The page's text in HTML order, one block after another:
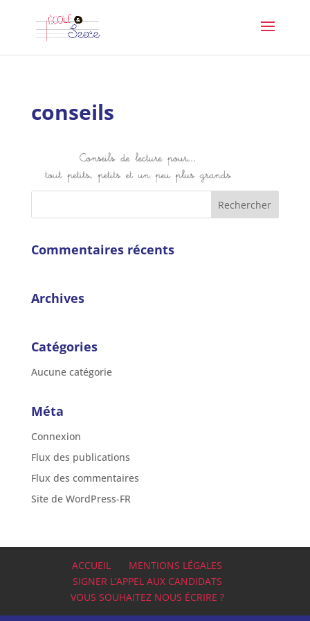
conseils
Commentaires récents
Archives
Catégories
Aucune catégorie
Méta
Connexion
Flux des publications
Flux des commentaires
Site de WordPress-FR
ACCUEIL
MENTIONS LÉGALES
SIGNER L’APPEL AUX CANDIDATS
VOUS SOUHAITEZ NOUS ÉCRIRE ?